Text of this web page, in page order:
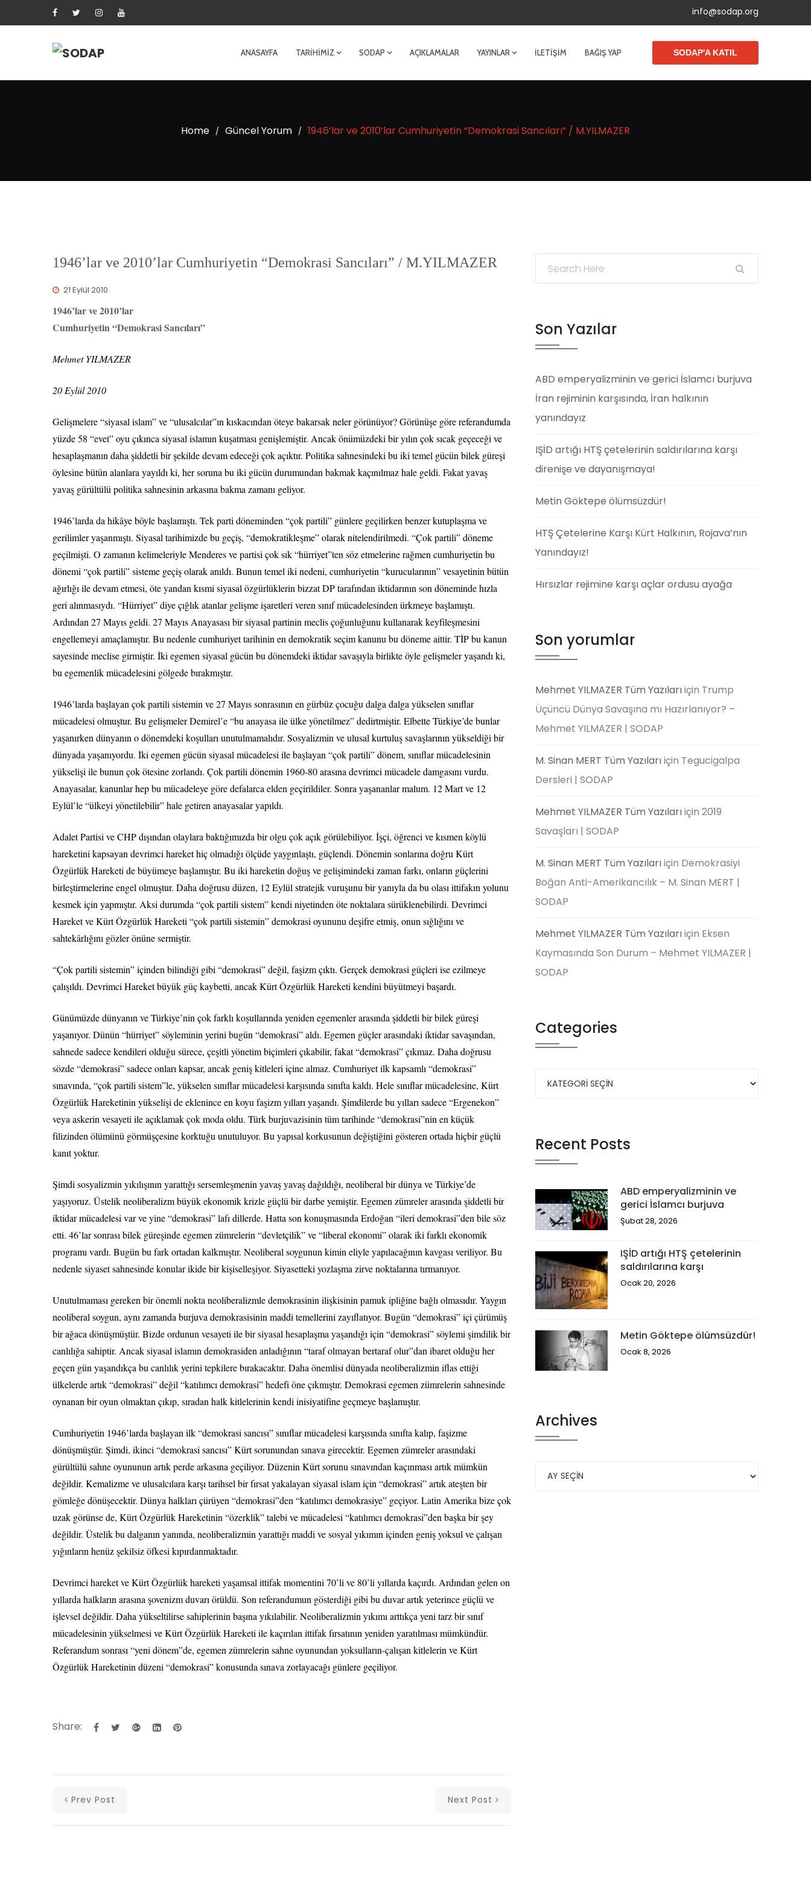
info@sodap.org
ANASAYFA TARIHIMIZ SODAP AÇIKLAMALAR YAYINLAR İLETIŞIM BAĞIŞ YAP SODAP'A KATIL
Home / Güncel Yorum / 1946’lar ve 2010’lar Cumhuriyetin “Demokrasi Sancıları” / M.YILMAZER
1946’lar ve 2010’lar Cumhuriyetin “Demokrasi Sancıları” / M.YILMAZER
21 Eylül 2010
1946’lar ve 2010’lar
Cumhuriyetin “Demokrasi Sancıları”
Mehmet YILMAZER
20 Eylül 2010
Gelişmelere “siyasal islam” ve “ulusalcılar”ın kıskacından öteye bakarsak neler görünüyor? Görünüşe göre referandumda
yüzde 58 “evet” oyu çıkınca siyasal islamın kuşatması genişlemiştir. Ancak önümüzdeki bir yılın çok sıcak geçeceği ve
hesaplaşmanın daha şiddetli bir şekilde devam edeceği çok açıktır. Politika sahnesindeki bu iki temel gücün bilek güreşi
öylesine bütün alanlara yayıldı ki, her soruna bu iki gücün durumundan bakmak kaçınılmaz hale geldi. Fakat yavaş
yavaş gürültülü politika sahnesinin arkasına bakma zamanı geliyor.
1946’larda da hikâye böyle başlamıştı. Tek parti döneminden “çok partili” günlere geçilirken benzer kutuplaşma ve
gerilimler yaşanmıştı. Siyasal tarihimizde bu geçiş, “demokratikleşme” olarak nitelendirilmedi. “Çok partili” döneme
geçilmişti. O zamanın kelimeleriyle Menderes ve partisi çok sık “hürriyet”ten söz etmelerine rağmen cumhuriyetin bu
dönemi “çok partili” sisteme geçiş olarak anıldı. Bunun temel iki nedeni, cumhuriyetin “kurucularının” vesayetinin bütün
ağırlığı ile devam etmesi, öte yandan kısmi siyasal özgürlüklerin bizzat DP tarafından iktidarının son döneminde hızla
geri alınmasıydı. “Hürriyet” diye çığlık atanlar gelişme işaretleri veren sınıf mücadelesinden ürkmeye başlamıştı.
Ardından 27 Mayıs geldi. 27 Mayıs Anayasası bir siyasal partinin meclis çoğunluğunu kullanarak keyfileşmesini
engellemeyi amaçlamıştır. Bu nedenle cumhuriyet tarihinin en demokratik seçim kanunu bu döneme aittir. TİP bu kanun
sayesinde meclise girmiştir. İki egemen siyasal gücün bu dönemdeki iktidar savaşıyla birlikte öyle gelişmeler yaşandı ki,
bu egemenlik mücadelesini gölgede bırakmıştır.
1946’larda başlayan çok partili sistemin ve 27 Mayıs sonrasının en gürbüz çocuğu dalga dalga yükselen sınıflar
mücadelesi olmuştur. Bu gelişmeler Demirel’e “bu anayasa ile ülke yönetilmez” dedirtmiştir. Elbette Türkiye’de bunlar
yaşanırken dünyanın o dönemdeki koşulları unutulmamalıdır. Sosyalizmin ve ulusal kurtuluş savaşlarının yükseldiği bir
dünyada yaşanıyordu. İki egemen gücün siyasal mücadelesi ile başlayan “çok partili” dönem, sınıflar mücadelesinin
yükselişi ile bunun çok ötesine zorlandı. Çok partili dönemin 1960-80 arasına devrimci mücadele damgasını vurdu.
Anayasalar, kanunlar hep bu mücadeleye göre defalarca elden geçirildiler. Sonra yaşananlar malum. 12 Mart ve 12
Eylül’le “ülkeyi yönetilebilir” hale getiren anayasalar yapıldı.
Adalet Partisi ve CHP dışından olaylara baktığımızda bir olgu çok açık görülebiliyor. İşçi, öğrenci ve kısmen köylü
hareketini kapsayan devrimci hareket hiç olmadığı ölçüde yaygınlaştı, güçlendi. Dönemin sonlarına doğru Kürt
Özgürlük Hareketi de büyümeye başlamıştır. Bu iki hareketin doğuş ve gelişimindeki zaman farkı, onların güçlerini
birleştirmelerine engel olmuştur. Daha doğrusu düzen, 12 Eylül stratejik vuruşunu bir yanıyla da bu olası ittifakın yolunu
kesmek için yapmıştır. Aksi durumda “çok partili sistem” kendi niyetinden öte noktalara sürüklenebilirdi. Devrimci
Hareket ve Kürt Özgürlük Hareketi “çok partili sistemin” demokrasi oyununu deşifre etmiş, onun sığlığını ve
sahtekârlığını gözler önüne sermiştir.
“Çok partili sistemin” içinden bilindiği gibi “demokrasi” değil, faşizm çıktı. Gerçek demokrasi güçleri ise ezilmeye
çalışıldı. Devrimci Hareket büyük güç kaybetti, ancak Kürt Özgürlük Hareketi kendini büyütmeyi başardı.
Günümüzde dünyanın ve Türkiye’nin çok farklı koşullarında yeniden egemenler arasında şiddetli bir bilek güreşi
yaşanıyor. Dünün “hürriyet” söyleminin yerini bugün “demokrasi” aldı. Egemen güçler arasındaki iktidar savaşından,
sahnede sadece kendileri olduğu sürece, çeşitli yönetim biçimleri çıkabilir, fakat “demokrasi” çıkmaz. Daha doğrusu
sözde “demokrasi” sadece onları kapsar, ancak geniş kitleleri içine almaz. Cumhuriyet ilk kapsamlı “demokrasi”
sınavında, “çok partili sistem”le, yükselen sınıflar mücadelesi karşısında sınıfta kaldı. Hele sınıflar mücadelesine, Kürt
Özgürlük Hareketinin yükselişi de eklenince en koyu faşizm yılları yaşandı. Şimdilerde bu yılları sadece “Ergenekon”
veya askerin vesayeti ile açıklamak çok moda oldu. Türk burjuvazisinin tüm tarihinde “demokrasi”nin en küçük
filizinden ölümünü görmüşçesine korktuğu unutuluyor. Bu yapısal korkusunun değiştiğini gösteren ortada hiçbir güçlü
kanıt yoktur.
Şimdi sosyalizmin yıkılışının yarattığı sersemleşmenin yavaş yavaş dağıldığı, neoliberal bir dünya ve Türkiye’de
yaşıyoruz. Üstelik neoliberalizm büyük ekonomik krizle güçlü bir darbe yemiştir. Egemen zümreler arasında şiddetli bir
iktidar mücadelesi var ve yine “demokrasi” lafı dillerde. Hatta son konuşmasında Erdoğan “ileri demokrasi”den bile söz
etti. 46’lar sonrası bilek güreşinde egemen zümrelerin “devletçilik” ve “liberal ekonomi” olarak iki farklı ekonomik
programı vardı. Bugün bu fark ortadan kalkmıştır. Neoliberal soygunun kimin eliyle yapılacağının kavgası veriliyor. Bu
nedenle siyaset sahnesinde konular ikide bir kişiselleşiyor. Siyasetteki yozlaşma zirve noktalarına tırmanıyor.
Unutulmaması gereken bir önemli nokta neoliberalizmle demokrasinin ilişkisinin pamuk ipliğine bağlı olmasıdır. Yaygın
neoliberal soygun, aynı zamanda burjuva demokrasisinin maddi temellerini zayıflatıyor. Bugün “demokrasi” içi çürümüş
bir ağaca dönüşmüştür. Bizde ordunun vesayeti ile bir siyasal hesaplaşma yaşandığı için “demokrasi” söylemi şimdilik bir
canlılığa sahiptir. Ancak siyasal islamın demokrasiden anladığının “taraf olmayan bertaraf olur”dan ibaret olduğu her
geçen gün yaşandıkça bu canlılık yerini tepkilere bırakacaktır. Daha önemlisi dünyada neoliberalizmin iflas ettiği
ülkelerde artık “demokrasi” değil “katılımcı demokrasi” hedefi öne çıkmıştır. Demokrasi egemen zümrelerin sahnesinde
oynanan bir oyun olmaktan çıkıp, sıradan halk kitlelerinin kendi inisiyatifine geçmeye başlamıştır.
Cumhuriyetin 1946’larda başlayan ilk “demokrasi sancısı” sınıflar mücadelesi karşısında sınıfta kalıp, faşizme
dönüşmüştür. Şimdi, ikinci “demokrasi sancısı” Kürt sorunundan sınava girecektir. Egemen zümreler arasındaki
gürültülü sahne oyununun artık perde arkasına geçiliyor. Düzenin Kürt sorunu sınavından kaçınması artık mümkün
değildir. Kemalizme ve ulusalcılara karşı tarihsel bir fırsat yakalayan siyasal islam için “demokrasi” artık ateşten bir
gömleğe dönüşecektir. Dünya halkları çürüyen “demokrasi”den “katılımcı demokrasiye” geçiyor. Latin Amerika bize çok
uzak görünse de, Kürt Özgürlük Hareketinin “özerklik” talebi ve mücadelesi “katılımcı demokrasi”den başka bir şey
değildir. Üstelik bu dalganın yanında, neoliberalizmin yarattığı maddi ve sosyal yıkımın içinden geniş yoksul ve çalışan
yığınların henüz şekilsiz öfkesi kıpırdanmaktadır.
Devrimci hareket ve Kürt Özgürlük hareketi yaşamsal ittifak momentini 70’li ve 80’li yıllarda kaçırdı. Ardından gelen on
yıllarda halkların arasına şovenizm duvarı örüldü. Son referandumun gösterdiği gibi bu duvar artık yeterince güçlü ve
işlevsel değildir. Daha yükseltilirse sahiplerinin başına yıkılabilir. Neoliberalizmin yıkımı arttıkça yeni tarz bir sınıf
mücadelesinin yükselmesi ve Kürt Özgürlük Hareketi ile kaçırılan ittifak fırsatının yeniden yaratılması mümkündür.
Referandum sonrası “yeni dönem”de, egemen zümrelerin sahne oyunundan yoksulların-çalışan kitlelerin ve Kürt
Özgürlük Hareketinin düzeni “demokrasi” konusunda sınava zorlayacağı günlere geçiliyor.
Share:
Prev Post Next Post
Son Yazılar
ABD emperyalizminin ve gerici İslamcı burjuva
İran rejiminin karşısında, İran halkının
yanındayız
IŞİD artığı HTŞ çetelerinin saldırılarına karşı
direnişe ve dayanışmaya!
Metin Göktepe ölümsüzdür!
HTŞ Çetelerine Karşı Kürt Halkının, Rojava’nın
Yanındayız!
Hırsızlar rejimine karşı açlar ordusu ayağa
Son yorumlar
Mehmet YILMAZER Tüm Yazılarıiçin Trump
Üçüncü Dünya Savaşına mı Hazırlanıyor? –
Mehmet YILMAZER | SODAP
M. Sinan MERT Tüm Yazılarıiçin Tegucigalpa
Dersleri | SODAP
Mehmet YILMAZER Tüm Yazılarıiçin 2019
Savaşları | SODAP
M. Sinan MERT Tüm Yazılarıiçin Demokrasiyi
Boğan Anti-Amerikancılık – M. Sinan MERT |
SODAP
Mehmet YILMAZER Tüm Yazılarıiçin Eksen
Kaymasında Son Durum – Mehmet YILMAZER |
SODAP
Categories
Recent Posts
ABD emperyalizminin ve
gerici İslamcı burjuva
Şubat 28, 2026
IŞİD artığı HTŞ çetelerinin
saldırılarına karşı
Ocak 20, 2026
Metin Göktepe ölümsüzdür!
Ocak 8, 2026
Archives